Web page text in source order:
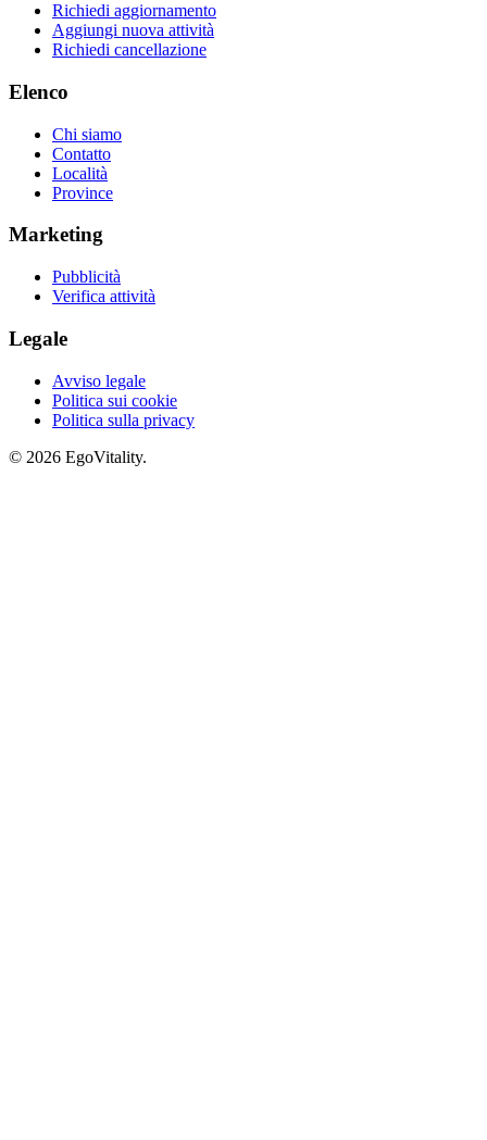
Richiedi aggiornamento
Aggiungi nuova attività
Richiedi cancellazione
Elenco
Chi siamo
Contatto
Località
Province
Marketing
Pubblicità
Verifica attività
Legale
Avviso legale
Politica sui cookie
Politica sulla privacy
© 2026 EgoVitality.